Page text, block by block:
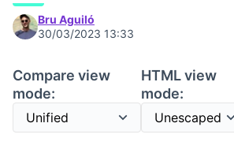
Bru Aguiló
30/03/2023 13:33
Compare view
mode:
HTML view
mode: